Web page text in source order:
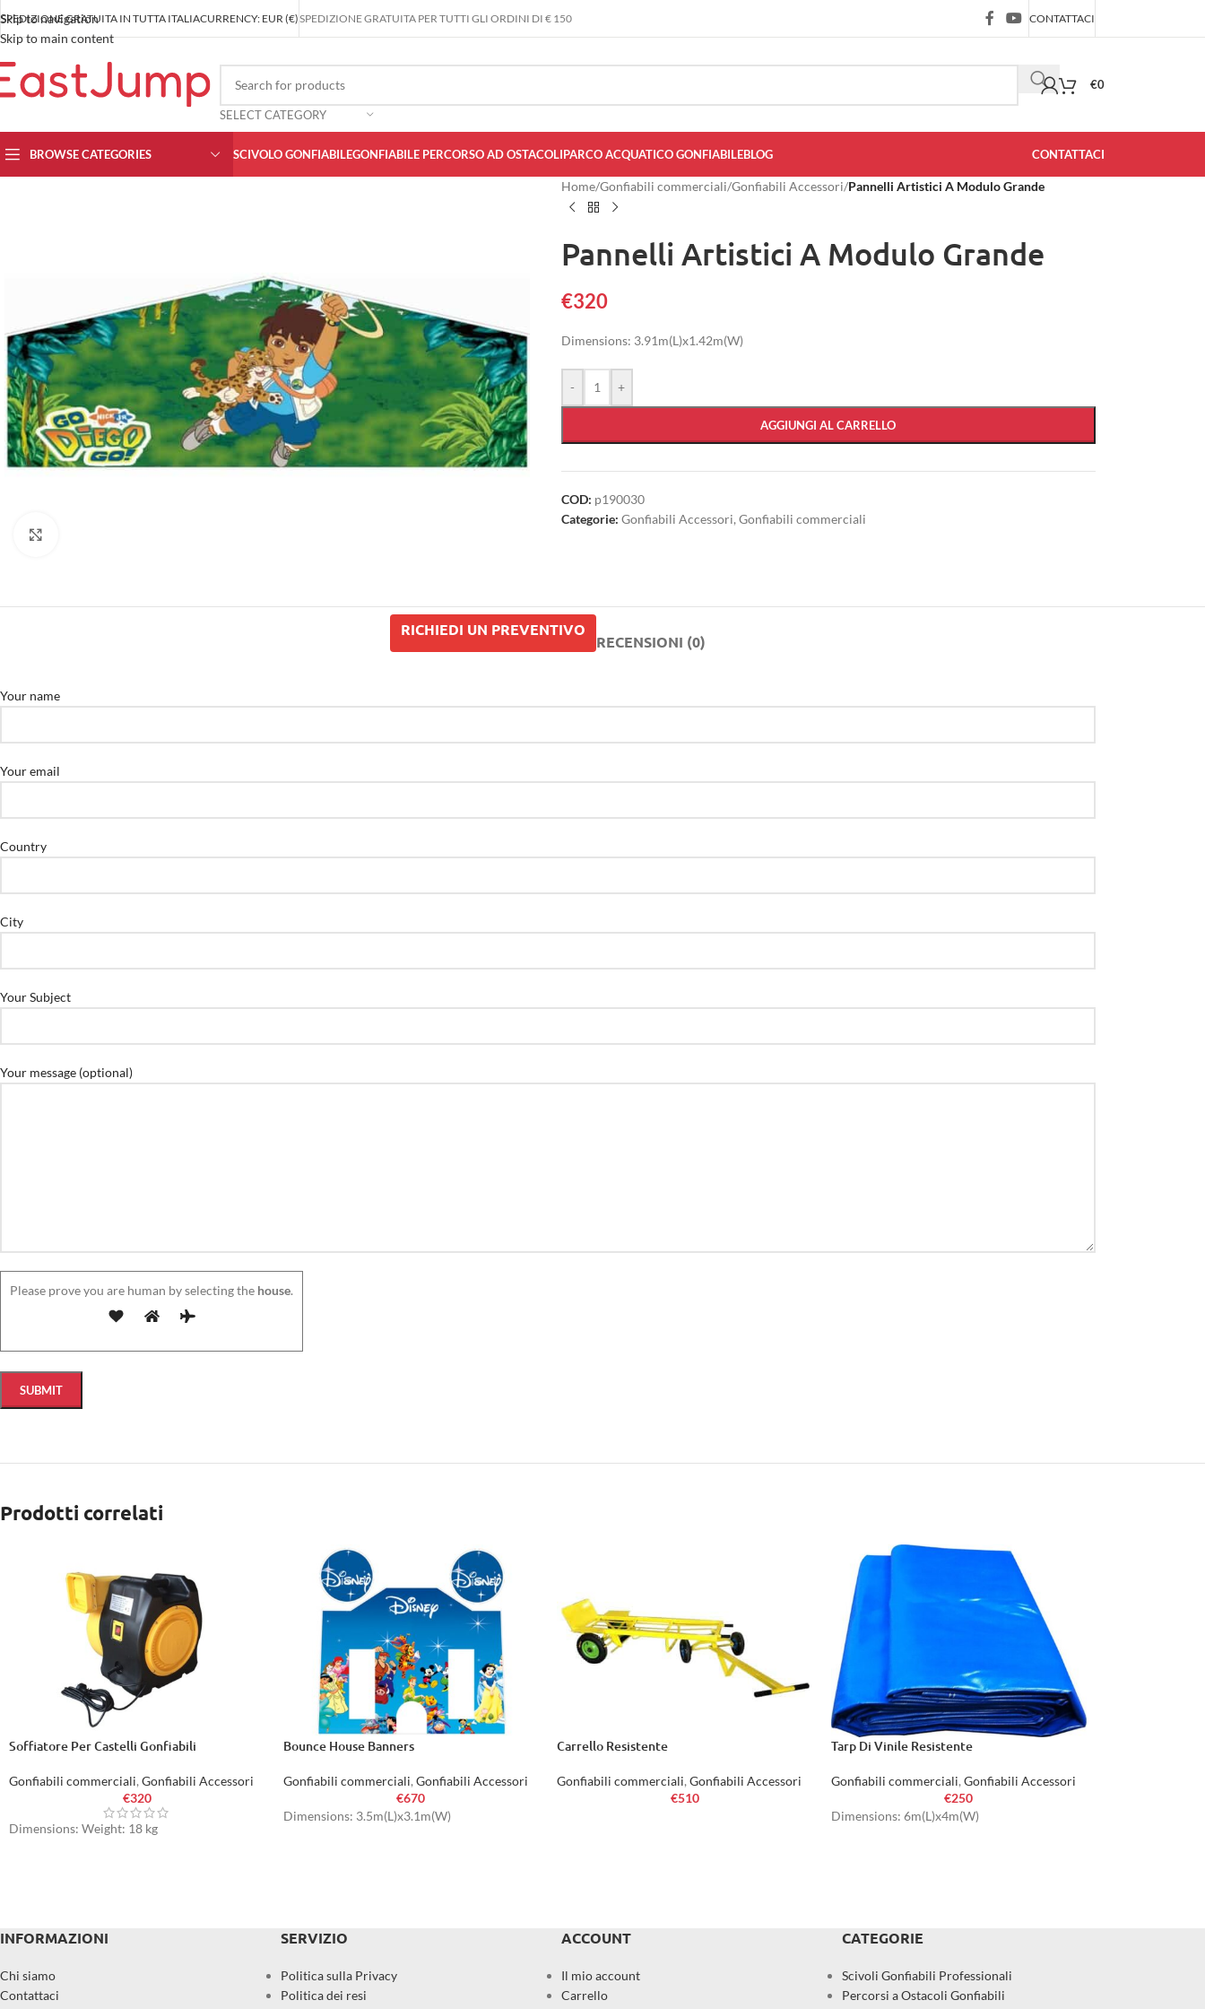
Skip to navigation
Skip to main content
SPEDIZIONE GRATUITA IN TUTTA ITALIACURRENCY: EUR (€)SPEDIZIONE GRATUITA PER TUTTI GLI ORDINI DI € 150 CONTATTACI
SELECT CATEGORY
€0
BROWSE CATEGORIES SCIVOLO GONFIABILEGONFIABILE PERCORSO AD OSTACOLIPARCO ACQUATICO GONFIABILEBLOG CONTATTACI
Home/Gonfiabili commerciali/Gonfiabili Accessori/Pannelli Artistici A Modulo Grande
Pannelli Artistici A Modulo Grande
€320
Dimensions: 3.91m(L)x1.42m(W)
- +
AGGIUNGI AL CARRELLO
COD: p190030
Categorie: Gonfiabili Accessori, Gonfiabili commerciali
RICHIEDI UN PREVENTIVO
RECENSIONI (0)
Your name
Your email
Country
City
Your Subject
Your message (optional)
Please prove you are human by selecting the house.
Prodotti correlati
Soffiatore Per Castelli Gonfiabili
Gonfiabili commerciali, Gonfiabili Accessori
€320
Dimensions: Weight: 18 kg
Bounce House Banners
Gonfiabili commerciali, Gonfiabili Accessori
€670
Dimensions: 3.5m(L)x3.1m(W)
Carrello Resistente
Gonfiabili commerciali, Gonfiabili Accessori
€510
Tarp Di Vinile Resistente
Gonfiabili commerciali, Gonfiabili Accessori
€250
Dimensions: 6m(L)x4m(W)
INFORMAZIONI
Chi siamo
Contattaci
SERVIZIO
Politica sulla Privacy
Politica dei resi
ACCOUNT
Il mio account
Carrello
CATEGORIE
Scivoli Gonfiabili Professionali
Percorsi a Ostacoli Gonfiabili